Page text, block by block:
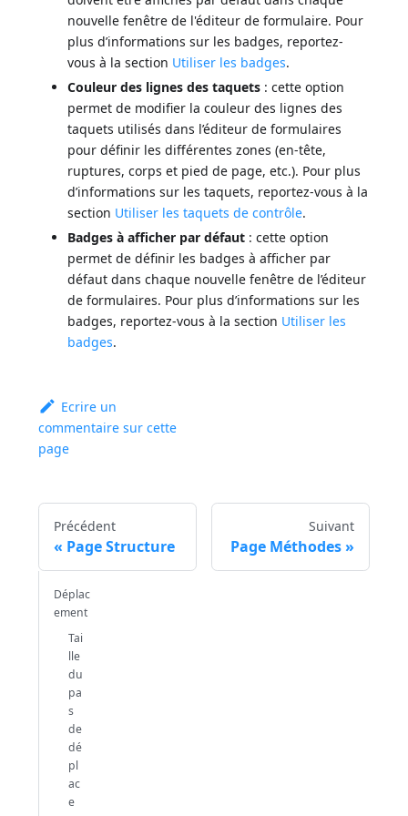
nouvelle fenêtre de l'éditeur de formulaire. Pour
plus d’informations sur les badges, reportez-
vous à la section Utiliser les badges.
Couleur des lignes des taquets : cette option
permet de modifier la couleur des lignes des
taquets utilisés dans l’éditeur de formulaires
pour définir les différentes zones (en-tête,
ruptures, corps et pied de page, etc.). Pour plus
d’informations sur les taquets, reportez-vous à la
section Utiliser les taquets de contrôle.
Badges à afficher par défaut : cette option
permet de définir les badges à afficher par
défaut dans chaque nouvelle fenêtre de l’éditeur
de formulaires. Pour plus d’informations sur les
badges, reportez-vous à la section Utiliser les
badges.
Ecrire un
commentaire sur cette
page
Précédent
Page Structure
Suivant
Page Méthodes
Déplac
ement
Tai
lle
du
pa
s
de
dé
pl
ac
e